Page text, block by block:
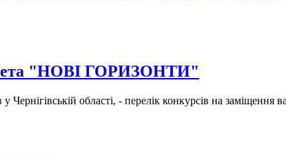
"НОВІ ГОРИЗОНТИ"
Чернігівській області, - перелік конкурсів на